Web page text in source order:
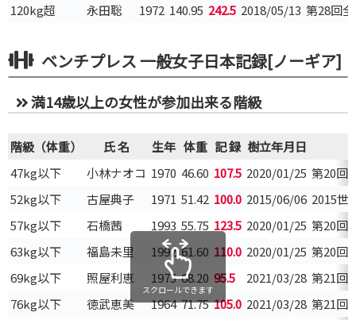
120kg超
永田聡 1972 140.95 242.5 2018/05/13 第28回
ベンチプレス 一般女子日本記録[ノーギア]
満14歳以上の女性が参加出来る階級
階級（体重） 氏 名 生年 体重 記 録 樹立年月日
47kg以下
小林ナオコ 1970 46.60 107.5 2020/01/25 第20回
52kg以下
古屋典子 1971 51.42 100.0 2015/06/06 2015世
57kg以下
石橋茜 1993 55.75 123.5 2020/01/25 第20回
63kg以下
福島未里 1992 61.60 110.0 2020/01/25 第20回
69kg以下
照屋利恵 1975 68.20 95.5 2021/03/28 第21回
76kg以下
徳武恵美 1964 71.75 105.0 2021/03/28 第21回
スクロールできます